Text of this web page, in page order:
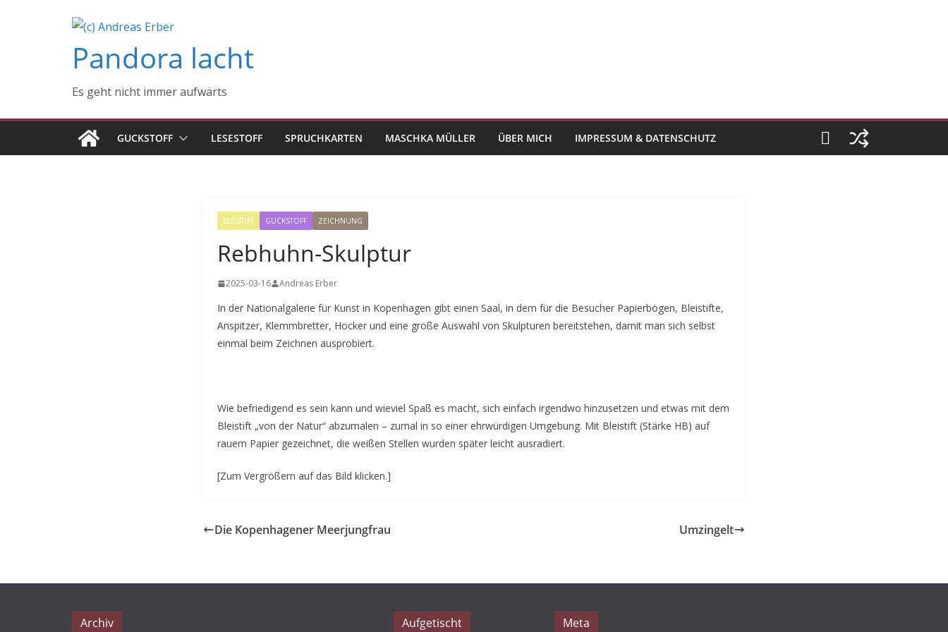
Pandora lacht
Es geht nicht immer aufwärts
GUCKSTOFF LESESTOFF SPRUCHKARTEN MASCHKA MÜLLER ÜBER MICH IMPRESSUM & DATENSCHUTZ
BLEISTIFT GUCKSTOFF ZEICHNUNG
Rebhuhn-Skulptur
2025-03-16 Andreas Erber
In der Nationalgalerie für Kunst in Kopenhagen gibt einen Saal, in dem für die Besucher Papierbögen, Bleistifte,
Anspitzer, Klemmbretter, Hocker und eine große Auswahl von Skulpturen bereitstehen, damit man sich selbst
einmal beim Zeichnen ausprobiert.
Wie befriedigend es sein kann und wieviel Spaß es macht, sich einfach irgendwo hinzusetzen und etwas mit dem
Bleistift „von der Natur“ abzumalen – zumal in so einer ehrwürdigen Umgebung. Mit Bleistift (Stärke HB) auf
rauem Papier gezeichnet, die weißen Stellen wurden später leicht ausradiert.
[Zum Vergrößern auf das Bild klicken.]
Die Kopenhagener Meerjungfrau Umzingelt
Archiv Aufgetischt Meta